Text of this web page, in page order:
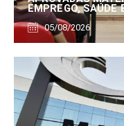
EMPREGO, SAÚDE
05/08/2026